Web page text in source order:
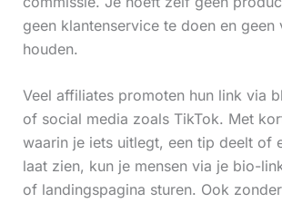
geen klantenservice te doen en geen
houden.
Veel affiliates promoten hun link via
of social media zoals TikTok. Met
waarin je iets uitlegt, een tip deelt of
laat zien, kun je mensen via je bio-
of landingspagina sturen. Ook